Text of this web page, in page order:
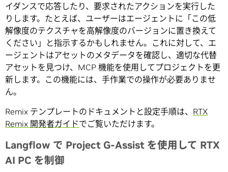
イダンスで応答したり、要求されたアクションを実行した
りします。たとえば、ユーザーはエージェントに「この低
解像度のテクスチャを高解像度のバージョンに置き換えて
ください」と指示するかもしれません。これに対して、エ
ージェントはアセットのメタデータを確認し、適切な代替
アセットを見つけ、MCP 機能を使用してプロジェクトを更
新します。この機能には、手作業での操作が必要ありませ
ん。
Remix テンプレートのドキュメントと設定手順は、 RTX
Remix 開発者ガイドでご覧いただけます。
Langflow で Project G-Assist を使用して RTX
AI PC を制御